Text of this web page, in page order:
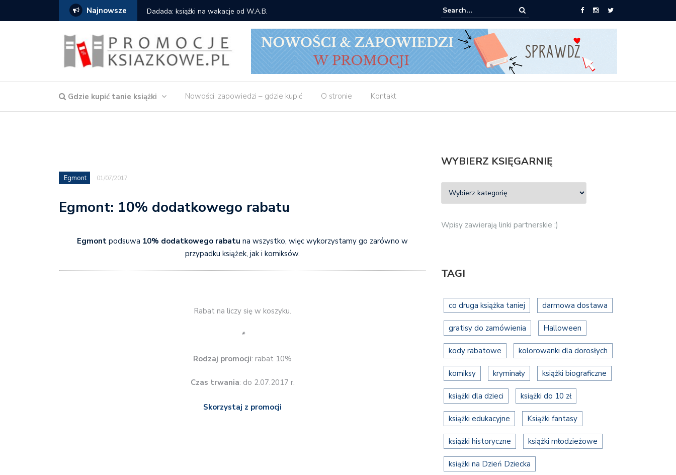
Najnowsze Dadada: książki na wakacje od W.A.B. Gdzie kupić: Mieczysław Gorzka – Copycat
Gdzie kupić tanie książki Nowości, zapowiedzi – gdzie kupić O stronie Kontakt
Egmont 01/07/2017
Egmont: 10% dodatkowego rabatu
Egmont podsuwa 10% dodatkowego rabatu na wszystko, więc wykorzystamy go zarówno w
przypadku książek, jak i komiksów.
Rabat na liczy się w koszyku.
*
Rodzaj promocji: rabat 10%
Czas trwania: do 2.07.2017 r.
Skorzystaj z promocji
WYBIERZ KSIĘGARNIĘ
Wpisy zawierają linki partnerskie :)
TAGI
co druga książka taniej darmowa dostawa
gratisy do zamówienia Halloween
kody rabatowe kolorowanki dla dorosłych
komiksy kryminały książki biograficzne
książki dla dzieci książki do 10 zł
książki edukacyjne Książki fantasy
książki historyczne książki młodzieżowe
książki na Dzień Dziecka